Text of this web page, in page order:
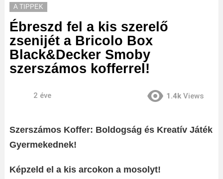
A TIPPEK
Ébreszd fel a kis szerelő
zsenijét a Bricolo Box
Black&Decker Smoby
szerszámos kofferrel!
2 éve 1.4k Views
Szerszámos Koffer: Boldogság és Kreatív Játék
Gyermekednek!
Képzeld el a kis arcokon a mosolyt!